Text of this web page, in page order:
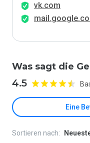
vk.com
Was sagt die
4.5
Eine
Sortieren nach: